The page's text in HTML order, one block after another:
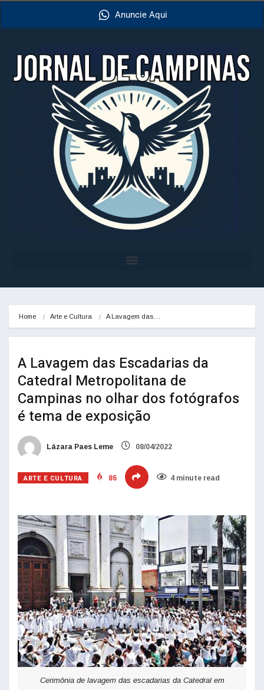
Anuncie Aqui
Home Arte e Cultura A Lavagem das…
A Lavagem das Escadarias da
Catedral Metropolitana de
Campinas no olhar dos fotógrafos
é tema de exposição
Lázara Paes Leme 08/04/2022
ARTE E CULTURA 86 4 minute read
Cerimônia de lavagem das escadarias da Catedral em